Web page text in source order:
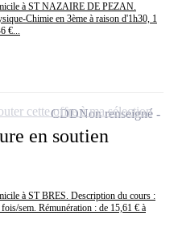
à ST NAZAIRE DE PEZAN.
Chimie en 3ème à raison d'1h30, 1
€...
en soutien
à ST BRES. Description du cours :
sem. Rémunération : de 15,61 € à
CDDNon renseigné
cette offre à ma sélection